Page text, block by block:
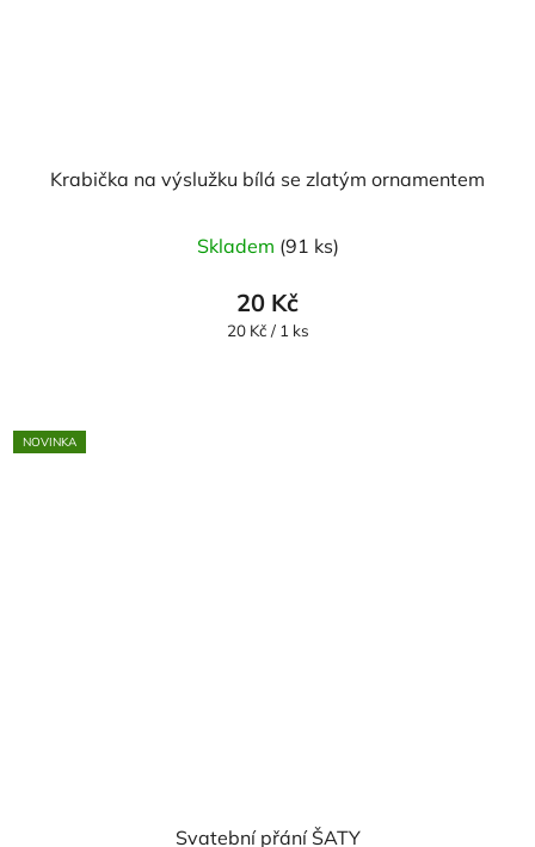
Krabička na výslužku bílá se zlatým ornamentem
Skladem (91 ks)
20 Kč
Měrná
20 Kč / 1 ks
NOVINKA
Svatební přání ŠATY